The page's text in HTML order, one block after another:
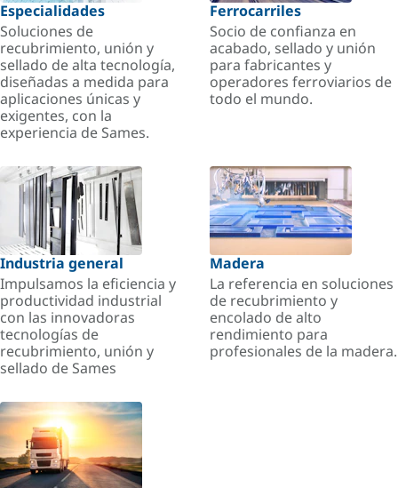
Especialidades
Soluciones de
recubrimiento, unión y
sellado de alta tecnología,
diseñadas a medida para
aplicaciones únicas y
exigentes, con la
experiencia de Sames.
Ferrocarriles
Socio de confianza en
acabado, sellado y unión
para fabricantes y
operadores ferroviarios de
todo el mundo.
Industria general
Impulsamos la eficiencia y
productividad industrial
con las innovadoras
tecnologías de
recubrimiento, unión y
sellado de Sames
Madera
La referencia en soluciones
de recubrimiento y
encolado de alto
rendimiento para
profesionales de la madera.